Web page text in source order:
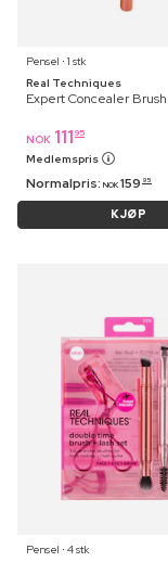
Pensel ⋅ 1 stk
Real Techniques
Expert Concealer Brush
NOK 111 95
Medlemspris
Normalpris: NOK 159 95
KJØP
Pensel ⋅ 4 stk